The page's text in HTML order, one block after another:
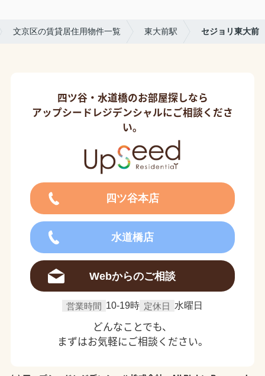
文京区の賃貸居住用物件一覧 東大前駅 セジョリ東大前
四ツ谷・水道橋のお部屋探しなら
アップシードレジデンシャルにご相談くださ
い。
四ツ谷本店
水道橋店
Webからのご相談
営業時間 10-19時 定休日 水曜日
どんなことでも、
まずはお気軽にご相談ください。